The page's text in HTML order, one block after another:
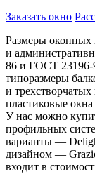
Заказать окно
Размеры оконных
и
86 и ГОСТ 23196-
типоразмеры
и
пластиковые
У нас можно
профильных
варианты —
дизайном —
входит в